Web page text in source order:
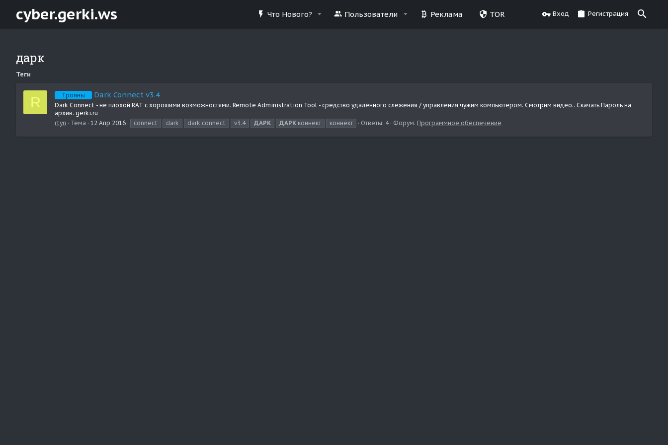
cyber.gerki.ws Что Нового? Пользователи Реклама TOR Вход Регистрация
дарк
Теги
R Трояны Dark Connect v3.4
Dark Connect - не плохой RAT с хорошими возможностями. Remote Administration Tool - средство удалённого слежения / управления чужим компьютером. Смотрим видео.. Скачать Пароль на
архив: gerki.ru
rtyn
Тема 12 Апр 2016 connect dark dark connect v3.4 ДАРК ДАРК коннект коннект Ответы: 4 Форум: Программное обеспечение